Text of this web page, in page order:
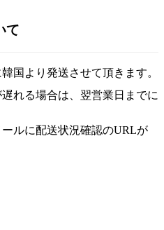
て
国より発送させて頂きます。
れる場合は、翌営業日までに
ルに配送状況確認のURLが